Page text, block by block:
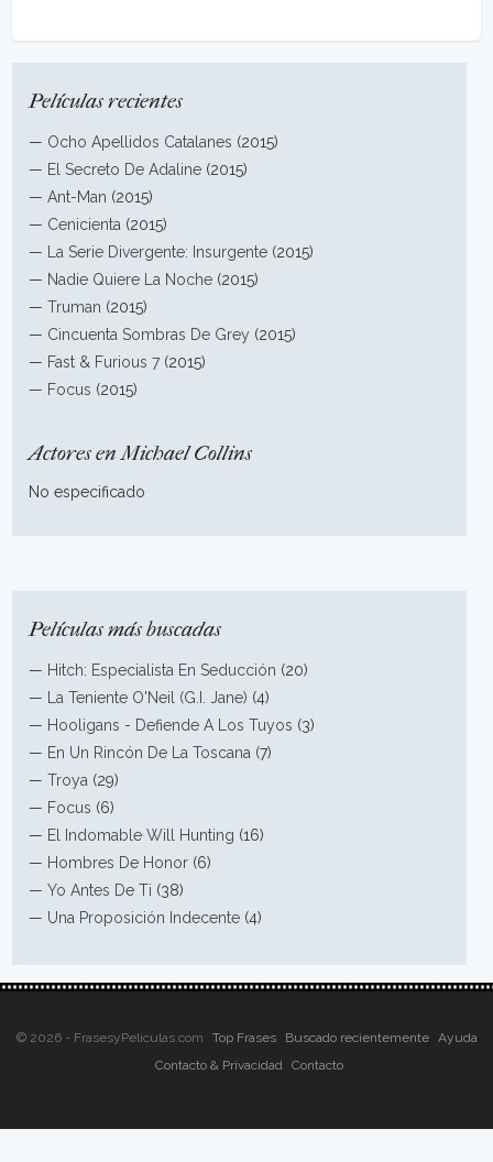
Películas recientes
— Ocho Apellidos Catalanes (2015)
— El Secreto De Adaline (2015)
—Ant-Man (2015)
— Cenicienta (2015)
—
La Serie Divergente: Insurgente (2015)
— Nadie Quiere La Noche (2015)
—Truman (2015)
— Cincuenta Sombras De Grey (2015)
— Fast & Furious 7 (2015)
— Focus (2015)
Actores en Michael Collins
No especificado
Películas más buscadas
— Hitch: Especialista En Seducción (20)
—
La Teniente O'Neil (G.I. Jane) (4)
— Hooligans - Defiende A Los Tuyos (3)
— En Un Rincón De La Toscana (7)
—Troya (29)
— Focus (6)
— El Indomable Will Hunting (16)
— Hombres De Honor (6)
—Yo Antes De Ti (38)
— Una Proposición Indecente (4)
© 2026 - FrasesyPeliculas.com Top Frases Buscado recientemente
Ayuda
Contacto & Privacidad
Contacto